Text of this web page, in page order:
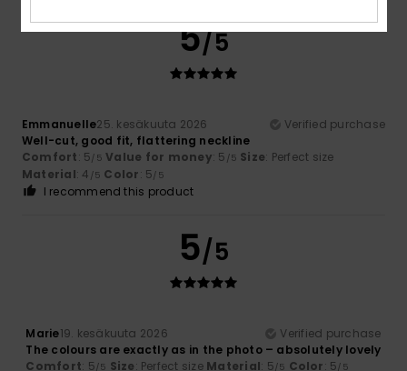
5/5
Emmanuelle25. kesäkuuta 2026
Verified purchase
Well-cut, good fit, flattering neckline
Comfort: 5/5 Value for money: 5 /5 Size: Perfect size
Material: 4 /5 Color: 5/5
I recommend this product
5/5
Marie19. kesäkuuta 2026
Verified purchase
The colours are exactly as in the photo – absolutely lovely
Comfort: 5/5 Size: Perfect size Material: 5/5 Color: 5/5